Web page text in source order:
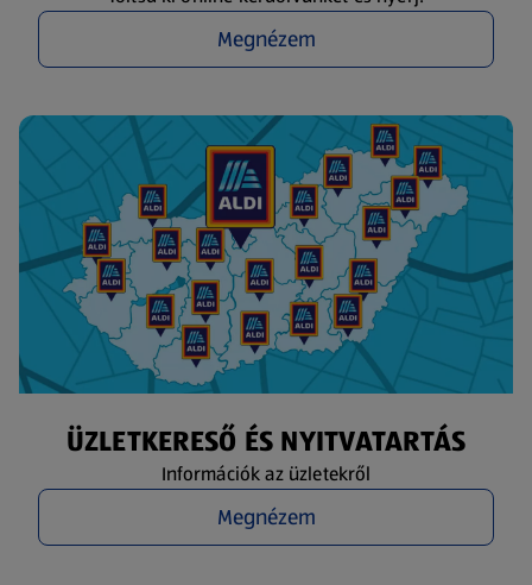
Megnézem
ÜZLETKERESŐ ÉS NYITVATARTÁS
Információk az üzletekről
Megnézem